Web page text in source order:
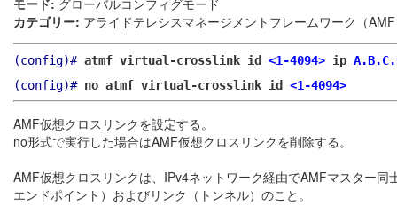
モード: グローバルコンフィグモード
カテゴリー: アライドテレシスマネージメントフレームワーク（
(config)# atmf virtual-crosslink id <1-4094> ip
(config)# no atmf virtual-crosslink id <1-4094>
AMF仮想クロスリンクを設定する。
no形式で実行した場合はAMF仮想クロスリンクを削除する。
AMF仮想クロスリンクは、IPv4ネットワーク経由でAMFマスター
エンドポイント）およびリンク（トンネル）のこと。